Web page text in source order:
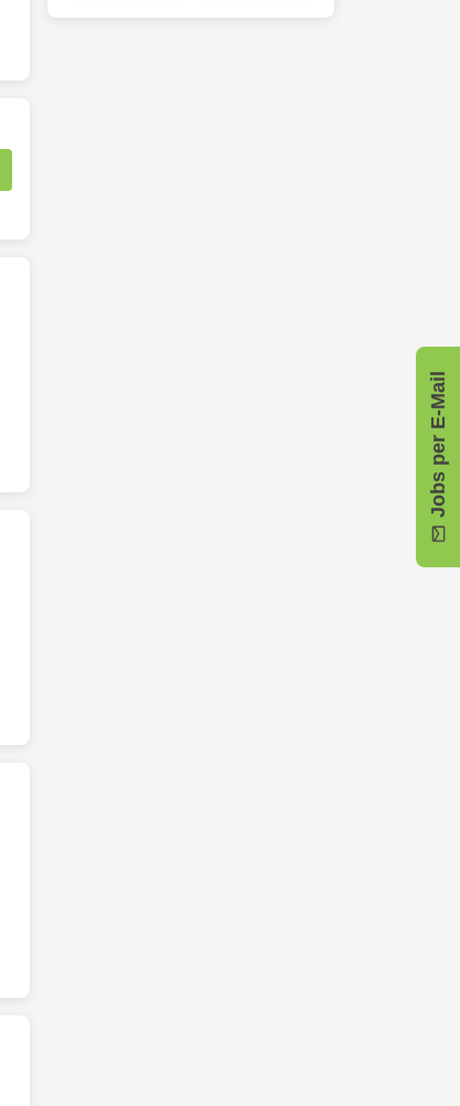
Jobs per E-Mail